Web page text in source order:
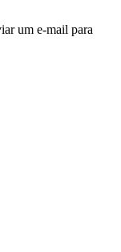
um e-mail para